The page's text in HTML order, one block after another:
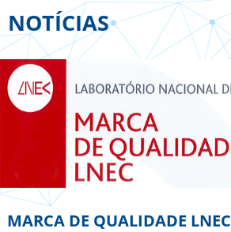
NOTÍCIAS
MARCA DE QUALIDADE LNEC